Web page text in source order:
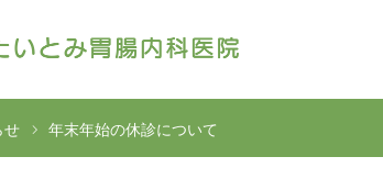
せ 年末年始の休診について